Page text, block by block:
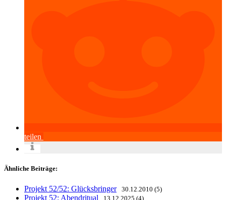
teilen
Ähnliche Beiträge:
Projekt 52/52: Glücksbringer 30.12.2010 (5)
Projekt 52: Abendritual 13.12.2025 (4)